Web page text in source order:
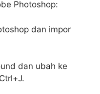
Photoshop:
dan impor
dan ubah ke